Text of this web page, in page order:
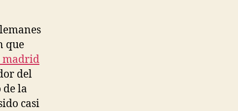
que
madrid
del
la
casi